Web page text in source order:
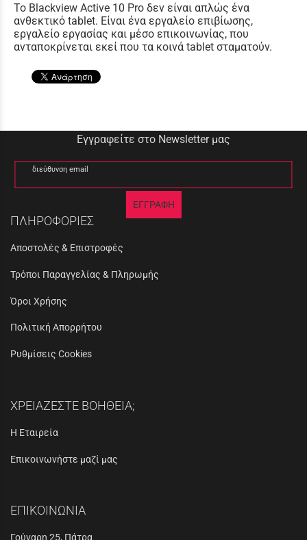
Το Blackview Active 10 Pro δεν είναι απλώς ένα
ανθεκτικό tablet. Είναι ένα εργαλείο επιβίωσης,
εργαλείο εργασίας και μέσο επικοινωνίας, που
ανταποκρίνεται εκεί που τα κοινά tablet σταματούν.
Εγγραφείτε στο Newsletter μας
διεύθυνση email
ΕΓΓΡΑΦΗ
ΠΛΗΡΟΦΟΡΙΕΣ
Αποστολές & Επιστροφές
Τρόποι Παραγγελίας & Πληρωμής
Όροι Χρήσης
Πολιτική Απορρήτου
Ρυθμίσεις Cookies
ΧΡΕΙΑΖΕΣΤΕ ΒΟΗΘΕΙΑ;
Η Εταιρεία
Επικοινωνήστε μαζί μας
ΕΠΙΚΟΙΝΩΝΙΑ
Γούναρη 25, Πάτρα